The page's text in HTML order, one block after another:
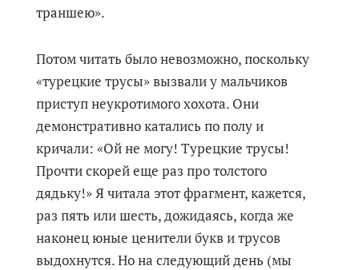
траншею».
Потом читать было невозможно, поскольку
«турецкие трусы» вызвали у мальчиков
приступ неукротимого хохота. Они
демонстративно катались по полу и
кричали: «Ой не могу! Турецкие трусы!
Прочти скорей еще раз про толстого
дядьку!» Я читала этот фрагмент, кажется,
раз пять или шесть, дожидаясь, когда же
наконец юные ценители букв и трусов
выдохнутся. Но на следующий день (мы